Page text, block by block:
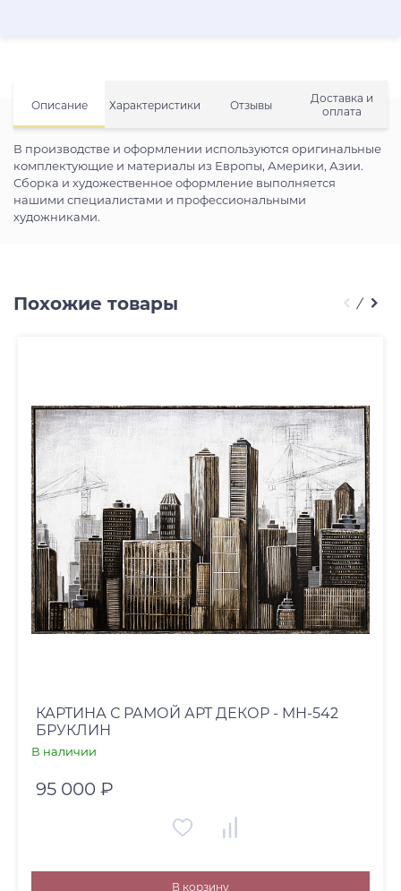
Описание Характеристики Отзывы
Доставка и
оплата
В производстве и оформлении используются оригинальные
комплектующие и материалы из Европы, Америки, Азии.
Сборка и художественное оформление выполняется
нашими специалистами и профессиональными
художниками.
Похожие товары
КАРТИНА С РАМОЙ АРТ ДЕКОР - MH-542
БРУКЛИН
В наличии
95 000 ₽
В корзину